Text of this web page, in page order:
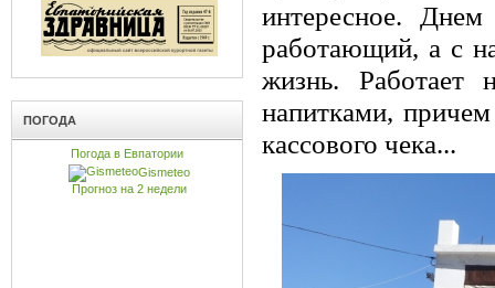
ПОГОДА
Погода в Евпатории
Gismeteo
Прогноз на 2 недели
интересное.
работающий, а с
жизнь. Работает
напитками,
кассового чека...